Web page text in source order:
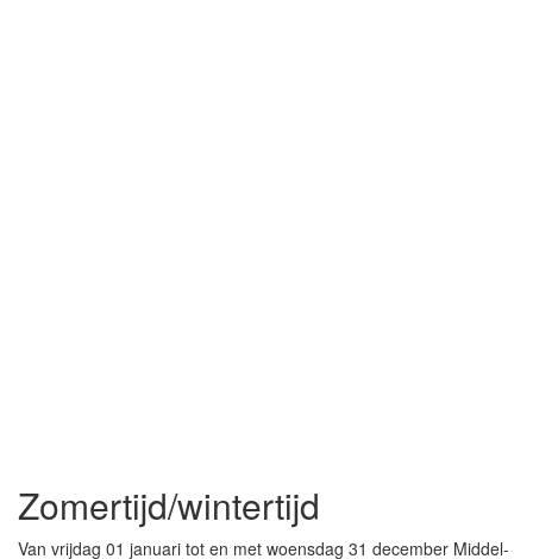
Zomertijd/wintertijd
Van vrijdag 01 januari tot en met woensdag 31 december Middel-